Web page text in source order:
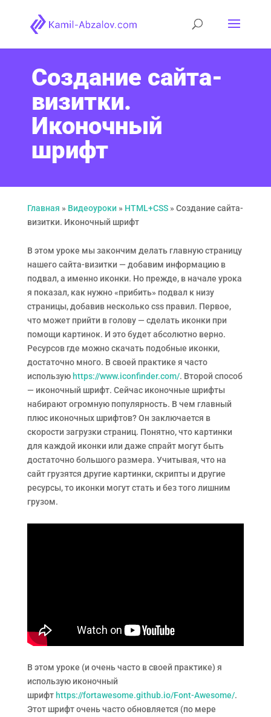
Создание сайта-
визитки.
Иконочный
шрифт
Главная » Видеоуроки » HTML+CSS» Создание сайта-
визитки. Иконочный шрифт
В этом уроке мы закончим делать главную страницу
нашего сайта-визитки — добавим информацию в
подвал, а именно иконки. Но прежде, в начале урока
я показал, как нужно «прибить» подвал к низу
страницы, добавив несколько css правил. Первое,
что может прийти в голову — сделать иконки при
помощи картинок. И это будет абсолютно верно.
Ресурсов где можно скачать подобные иконки,
достаточно много. В своей практике я часто
использую https://www.iconfinder.com/. Второй способ
— иконочный шрифт. Сейчас иконочные шрифты
набирают огромную популярность. В чем главный
плюс иконочных шрифтов? Он заключается в
скорости загрузки страниц. Понятно, что картинки
для каждой иконки или даже спрайт могут быть
достаточно большого размера. Учитывая, что на
сайт грузятся другие картинки, скрипты и другие
ресурсы, то иконки могут стать и без того лишним
грузом.
В этом уроке (и очень часто в своей практике) я
использую иконочный
шрифт https://fortawesome.github.io/Font-Awesome/.
Этот шрифт очень часто обновляется (по мере